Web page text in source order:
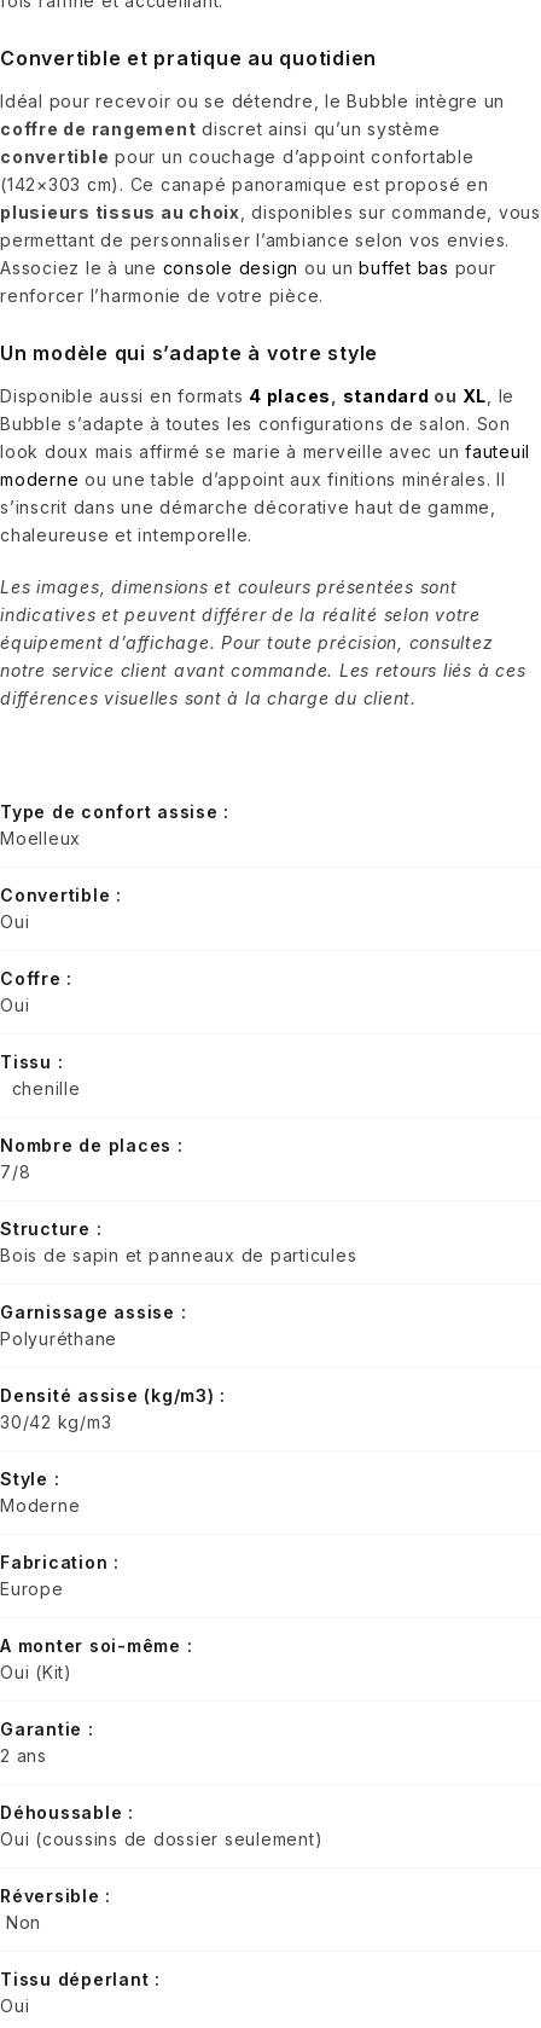
Convertible et pratique au quotidien
Idéal pour recevoir ou se détendre, le Bubble intègre un
coffre de rangement discret ainsi qu’un système
convertible pour un couchage d’appoint confortable
(142×303 cm). Ce canapé panoramique est proposé en
plusieurs tissus au choix
, disponibles sur commande, vous
permettant de personnaliser l’ambiance selon vos envies.
Associez le à une console design ou unbuffet bas pour
renforcer l’harmonie de votre pièce.
Un modèle qui s’adapte à votre style
Disponible aussi en formats 4 places standard ou XL , le
Bubble s’adapte à toutes les configurations de salon. Son
look doux mais affirmé se marie à merveille avec un fauteuil
moderne ou une table d’appoint aux finitions minérales. Il
s’inscrit dans une démarche décorative haut de gamme,
chaleureuse et intemporelle.
Les images, dimensions et couleurs présentées sont
indicatives et peuvent différer de la réalité selon votre
équipement d’affichage. Pour toute précision, consultez
notre service client avant commande. Les retours liés à ces
différences visuelles sont à la charge du client.
Type de confort assise :
Moelleux
Convertible :
Oui
Coffre :
Oui
Tissu :
chenille
Nombre de places :
7/8
Structure :
Bois de sapin et panneaux de particules
Garnissage assise :
Polyuréthane
Densité assise (kg/m3) :
30/42 kg/m3
Style :
Moderne
Fabrication :
Europe
A monter soi-même :
Oui (Kit)
Garantie :
2 ans
Déhoussable :
Oui (coussins de dossier seulement)
Réversible :
Non
Tissu déperlant :
Oui